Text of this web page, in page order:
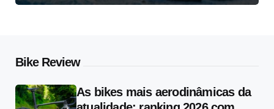
Bike Review
As bikes mais aerodinâmicas da